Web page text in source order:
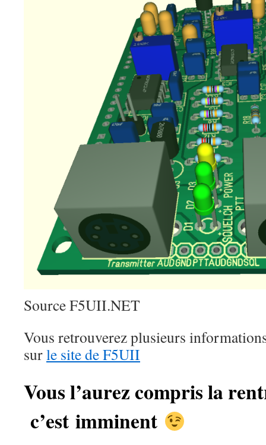
Source F5UII.NET
Vous retrouverez plusieurs
surle site de F5UII
Vous l’aurez compris la
c’est imminent